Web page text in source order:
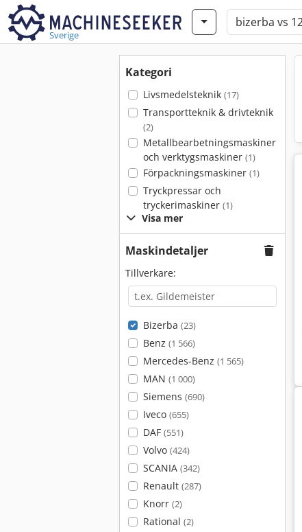
Sverige
Kategori
Livsmedelsteknik (17)
Transportteknik & drivteknik
(2)
Metallbearbetningsmaskiner
och verktygsmaskiner (1)
Förpackningsmaskiner (1)
Tryckpressar och
tryckerimaskiner (1)
Visa mer
Maskindetaljer
Tillverkare:
Bizerba (23)
Benz (1 566)
Mercedes-Benz (1 565)
MAN (1 000)
Siemens (690)
Iveco (655)
DAF (551)
Volvo (424)
SCANIA (342)
Renault (287)
Knorr (2)
Rational (2)